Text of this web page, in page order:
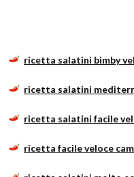
ricetta salatini bimby
ricetta salatini
ricetta salatini facile
ricetta facile veloce